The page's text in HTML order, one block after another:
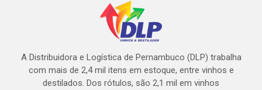
A Distribuidora e Logística de Pernambuco (DLP) trabalha
com mais de 2,4 mil itens em estoque, entre vinhos e
destilados. Dos rótulos, são 2,1 mil em vinhos